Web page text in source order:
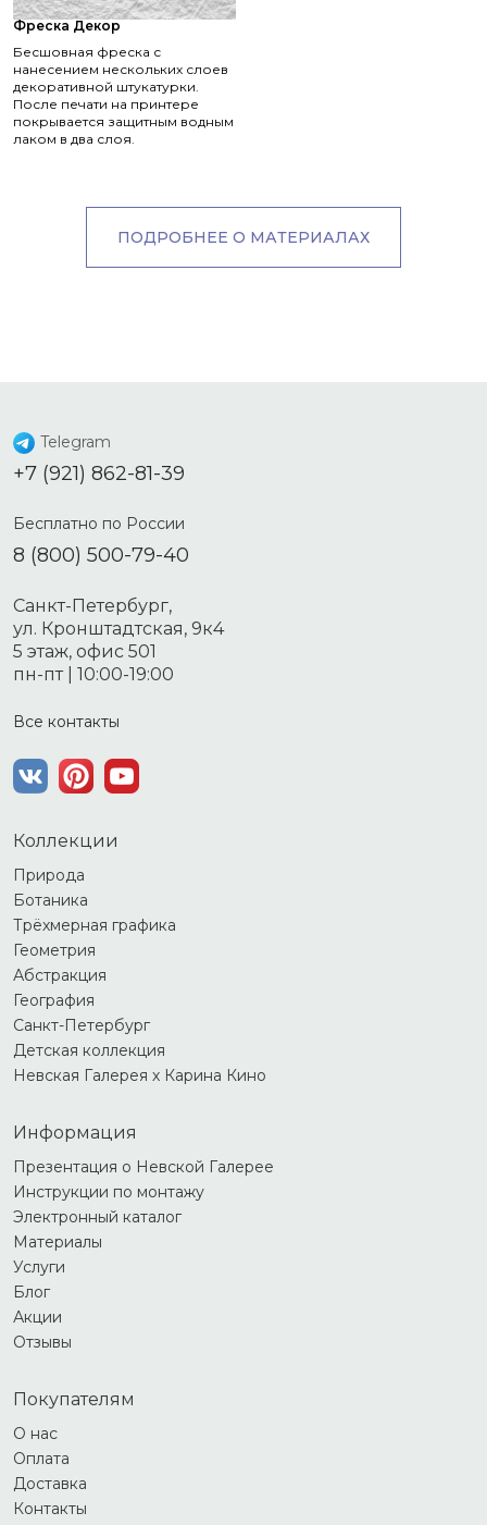
Фреска Декор
Бесшовная фреска с
нанесением нескольких слоев
декоративной штукатурки.
После печати на принтере
покрывается защитным водным
лаком в два слоя.
ПОДРОБНЕЕ О МАТЕРИАЛАХ
Telegram
+7 (921) 862-81-39
Бесплатно по России
8 (800) 500-79-40
Санкт-Петербург,
ул. Кронштадтская, 9к4
5 этаж, офис 501
пн-пт | 10:00-19:00
Все контакты
Коллекции
Природа
Ботаника
Трёхмерная графика
Геометрия
Абстракция
География
Санкт-Петербург
Детская коллекция
Невская Галерея х Карина Кино
Информация
Презентация о Невской Галерее
Инструкции по монтажу
Электронный каталог
Материалы
Услуги
Блог
Акции
Отзывы
Покупателям
О нас
Оплата
Доставка
Контакты